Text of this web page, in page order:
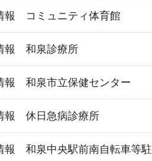
報 コミュニティ体育館
報 和泉診療所
報 和泉市立保健センター
報 休日急病診療所
報 和泉中央駅前南自転車等駐